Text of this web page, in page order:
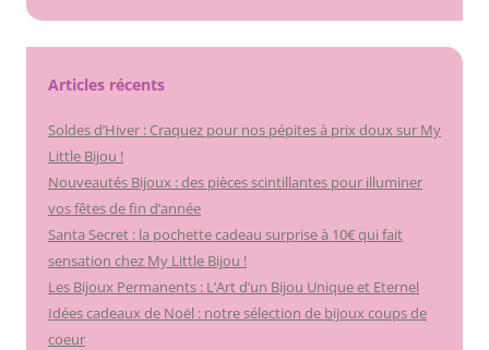
Articles récents
Soldes d’Hiver : Craquez pour nos pépites à prix doux sur My
Little Bijou !
Nouveautés Bijoux : des pièces scintillantes pour illuminer
vos fêtes de fin d’année
Santa Secret : la pochette cadeau surprise à 10€ qui fait
sensation chez My Little Bijou !
Les Bijoux Permanents : L’Art d’un Bijou Unique et Eternel
Idées cadeaux de Noël : notre sélection de bijoux coups de
coeur